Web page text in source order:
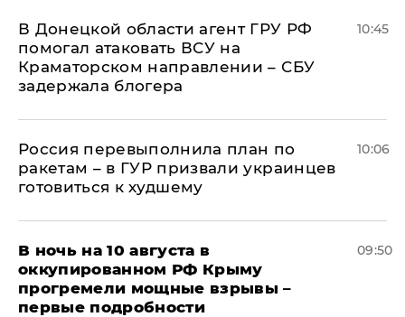
В Донецкой области агент ГРУ РФ
помогал атаковать ВСУ на
Краматорском направлении – СБУ
задержала блогера
10:45
Россия перевыполнила план по
ракетам – в ГУР призвали украинцев
готовиться к худшему
10:06
В ночь на 10 августа в
оккупированном РФ Крыму
прогремели мощные взрывы –
первые подробности
09:50